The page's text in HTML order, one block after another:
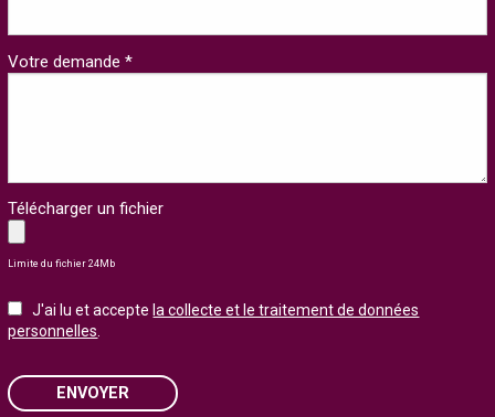
Votre demande *
Télécharger un fichier
Limite du fichier 24Mb
J'ai lu et accepte la collecte et le traitement de données
personnelles.
ENVOYER